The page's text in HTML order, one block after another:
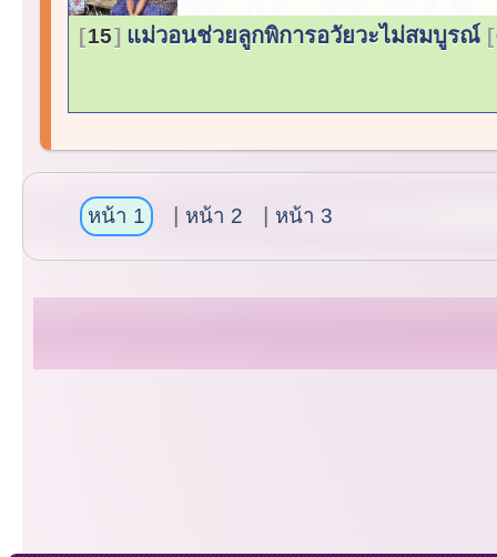
15 แม่วอนช่วยลูกพิการอวัยวะไม่สมบูรณ์
หน้า 1 หน้า 2 หน้า 3